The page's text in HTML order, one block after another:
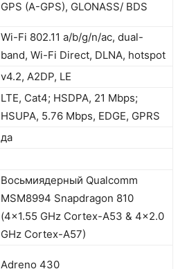
GPS (A-GPS), GLONASS/ BDS
Wi-Fi 802.11 a/b/g/n/ac, dual-
band, Wi-Fi Direct, DLNA, hotspot
v4.2, A2DP, LE
LTE, Cat4; HSDPA, 21 Mbps;
HSUPA, 5.76 Mbps, EDGE, GPRS
да
Восьмиядерный Qualcomm
MSM8994 Snapdragon 810
(4×1.55 GHz Cortex-A53 & 4×2.0
GHz Cortex-A57)
Adreno 430